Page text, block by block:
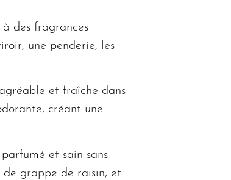
des fragrances
une penderie, les
et fraîche dans
créant une
et sain sans
de grappe de raisin, et